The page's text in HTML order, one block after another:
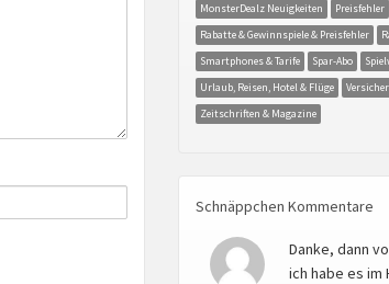
MonsterDealz Neuigkeiten
Preisfehler
Rabatte & Gewinnspiele & Preisfehler
Smartphones & Tarife
Spar-Abo
Urlaub, Reisen, Hotel & Flüge
Zeitschriften & Magazine
Schnäppchen Kommentare
Danke, dann
ich habe es im